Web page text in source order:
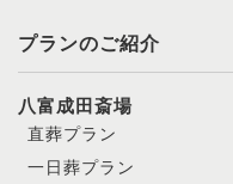
プランのご紹介
八富成田斎場
直葬プラン
一日葬プラン